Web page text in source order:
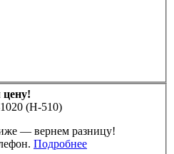
(Н-510)
— вернем разницу!
на телефон. Подробнее